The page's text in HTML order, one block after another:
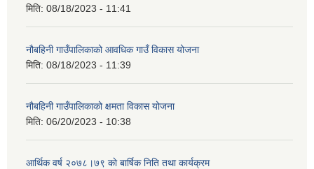
मिति: 08/18/2023 - 11:41
नौबहिनी गाउँपालिकाको आवधिक गाउँ विकास योजना
मिति: 08/18/2023 - 11:39
नौबहिनी गाउँपालिकाको क्षमता विकास योजना
मिति: 06/20/2023 - 10:38
आर्थिक वर्ष २०७८।७९ काे बार्षिक निति तथा कार्यक्रम